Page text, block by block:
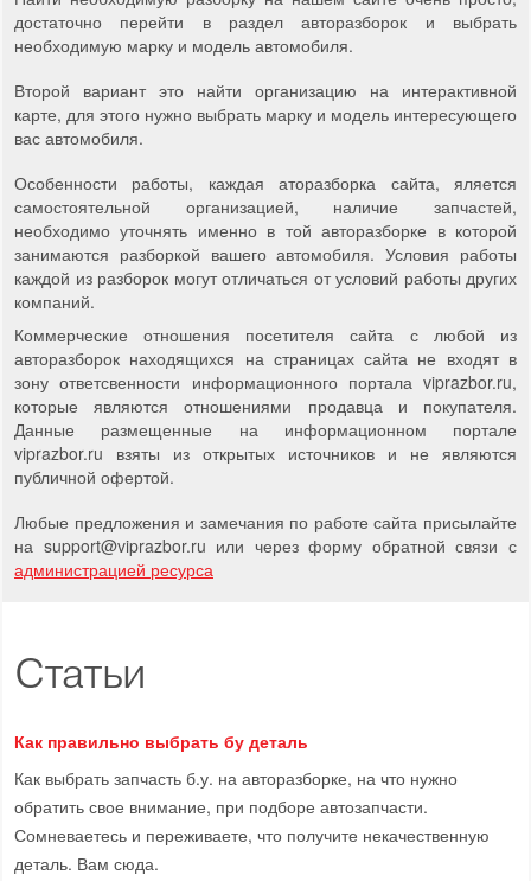
достаточно перейти в раздел авторазборок и выбрать
необходимую марку и модель автомобиля.
Второй вариант это найти организацию на интерактивной
карте, для этого нужно выбрать марку и модель интересующего
вас автомобиля.
Особенности работы, каждая аторазборка сайта, яляется
самостоятельной организацией, наличие запчастей,
необходимо уточнять именно в той авторазборке в которой
занимаются разборкой вашего автомобиля. Условия работы
каждой из разборок могут отличаться от условий работы других
компаний.
Коммерческие отношения посетителя сайта с любой из
авторазборок находящихся на страницах сайта не входят в
зону ответсвенности информационного портала viprazbor.ru,
которые являются отношениями продавца и покупателя.
Данные размещенные на информационном портале
viprazbor.ru взяты из открытых источников и не являются
публичной офертой.
Любые предложения и замечания по работе сайта присылайте
на support@viprazbor.ru или через форму обратной связи с
администрацией ресурса
Статьи
Как правильно выбрать бу деталь
Как выбрать запчасть б.у. на авторазборке, на что нужно
обратить свое внимание, при подборе автозапчасти.
Сомневаетесь и переживаете, что получите некачественную
деталь. Вам сюда.